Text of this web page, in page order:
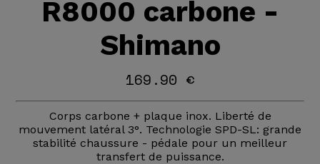
R8000 carbone -
Shimano
169.90 €
Corps carbone + plaque inox. Liberté de
mouvement latéral 3°. Technologie SPD-SL: grande
stabilité chaussure - pédale pour un meilleur
transfert de puissance.